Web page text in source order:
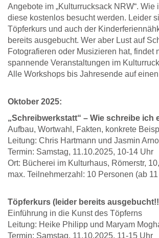
Angebote im „Kulturrucksack NRW“. Wie
diese kostenlos besucht werden. Leider
Töpferkurs und auch der
bereits ausgebucht. Wer aber Lust auf
Fotografieren oder Musizieren hat, findet
spannende Veranstaltungen im
Alle Workshops bis Jahresende auf
Oktober 2025:
„Schreibwerkstatt“ – Wie schreibe ich
Aufbau, Wortwahl, Fakten, konkrete
Leitung: Chris Hartmann und Jasmin
Termin: Samstag, 11.10.2025, 10-14 Uhr
Ort: Bücherei im Kulturhaus, Römerstr,
max. Teilnehmerzahl: 10 Personen (ab
Töpferkurs (leider bereits
Einführung in die Kunst des Töpferns
Leitung: Heike Philipp und Maryam
Termin: Samstag, 11.10.2025, 11-15 Uhr